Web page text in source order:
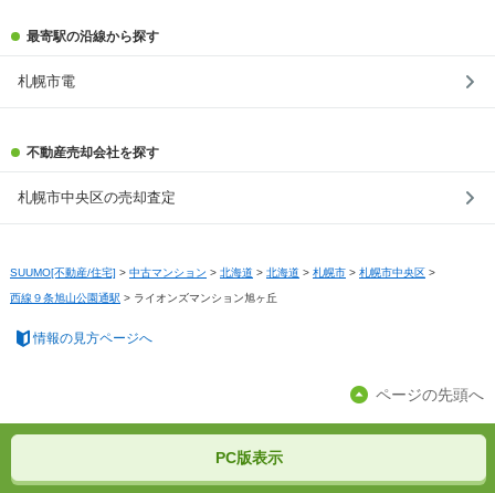
最寄駅の沿線から探す
札幌市電
不動産売却会社を探す
札幌市中央区の売却査定
SUUMO[不動産/住宅] > 中古マンション > 北海道 > 北海道 > 札幌市 > 札幌市中央区 >
西線９条旭山公園通駅 > ライオンズマンション旭ヶ丘
情報の見方ページへ
ページの先頭へ
PC版表示